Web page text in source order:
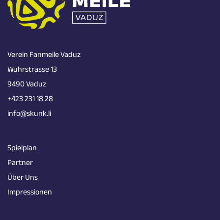
Verein Fanmeile Vaduz
Wuhrstrasse 13
9490 Vaduz
+423 231 18 28
info@skunk.li
Spielplan
Partner
Über Uns
Impressionen